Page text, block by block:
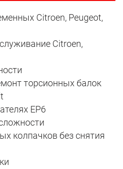
Citroen, Peugeot,
Citroen,
торсионных балок
EP6
колпачков без снятия